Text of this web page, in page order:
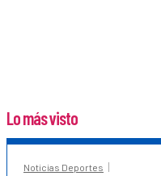
Lo más visto
Noticias Deportes